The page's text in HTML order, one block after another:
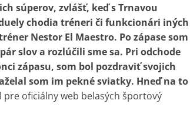
súperov, zvlášť, keď s Trnavou
chodia tréneri či funkcionári iných
Nestor El Maestro. Po zápase som
slov a rozlúčili sme sa. Pri odchode
zápasu, som bol pozdraviť svojich
som im pekné sviatky. Hneď na to
pre oficiálny web belasých športový